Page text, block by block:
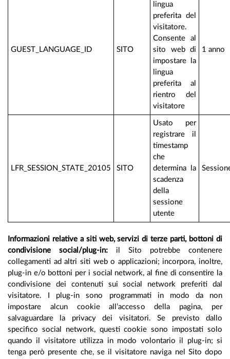
GUEST_LANGUAGE_ID SITO
lingua
preferita del
visitatore.
Consente al
sito web di
impostare la
lingua
preferita al
rientro del
visitatore
1 anno
LFR_SESSION_STATE_20105 SITO
Usato per
registrare il
timestamp
che
determina la
scadenza
della
sessione
utente
Informazioni relative a siti web, servizi di terze parti, bottoni di
condivisione social/plug-in: il Sito potrebbe contenere
collegamenti ad altri siti web o applicazioni; incorpora, inoltre,
plug-in e/o bottoni per i social network, al fine di consentire la
condivisione dei contenuti sui social network preferiti dal
visitatore. I plug-in sono programmati in modo da non
impostare alcun cookie all’accesso della pagina, per
salvaguardare la privacy dei visitatori. Se previsto dallo
specifico social network, questi cookie sono impostati solo
quando il visitatore utilizza in modo volontario il plug-in; si
tenga però presente che, se il visitatore naviga nel Sito dopo